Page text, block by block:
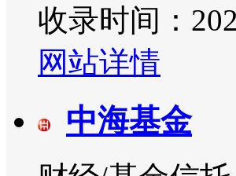
收录时间：
网站详情
中海基金